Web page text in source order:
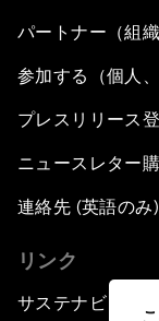
パートナー（組
参加する（個人、
プレスリリース
ニュースレター
連絡先 (英語のみ)
リンク
サステナビリテ